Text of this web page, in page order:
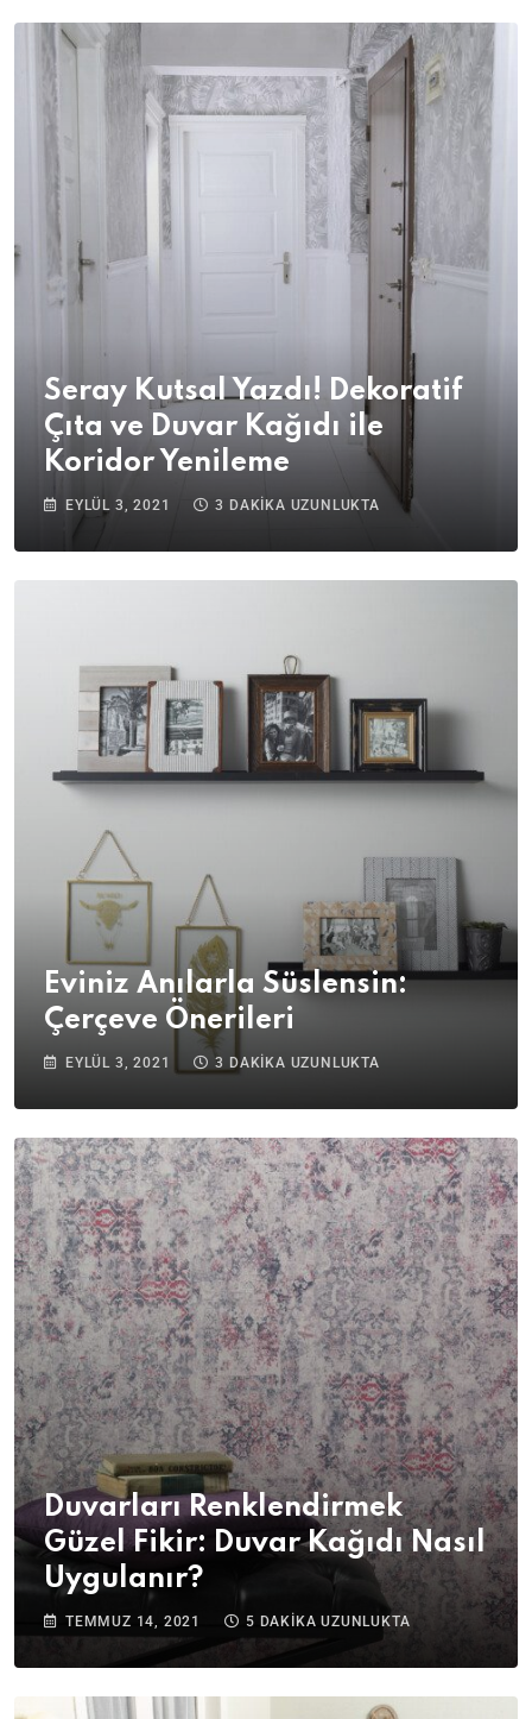
Seray Kutsal Yazdı! Dekoratif
Çıta ve Duvar Kağıdı ile
Koridor Yenileme
EYLÜL 3, 2021 3 DAKIKA UZUNLUKTA
Eviniz Anılarla Süslensin:
Çerçeve Önerileri
EYLÜL 3, 2021 3 DAKIKA UZUNLUKTA
Duvarları Renklendirmek
Güzel Fikir: Duvar Kağıdı Nasıl
Uygulanır?
TEMMUZ 14, 2021 5 DAKIKA UZUNLUKTA